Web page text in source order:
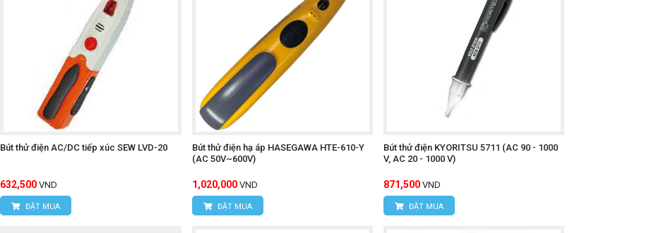
Bút thử điện AC/DC tiếp xúc SEW LVD-20
632,500 VND
ĐẶT MUA
Bút thử điện hạ áp HASEGAWA HTE-610-Y
(AC 50V~600V)
1,020,000 VND
ĐẶT MUA
Bút thử điện KYORITSU 5711 (AC 90 - 1000
V, AC 20 - 1000 V)
871,500 VND
ĐẶT MUA